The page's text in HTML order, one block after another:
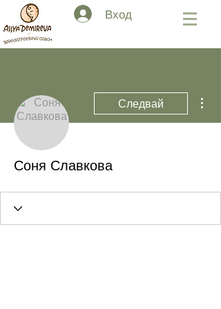
Вход
Следвай
Соня Славкова